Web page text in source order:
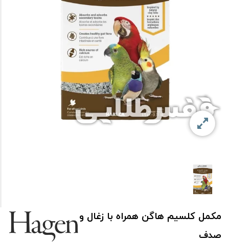
مکمل کلسیم هاگن همراه با زغال و
صدف